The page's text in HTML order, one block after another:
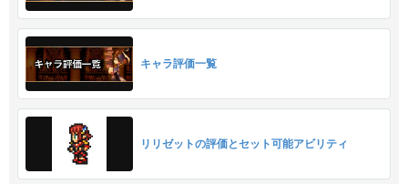
キャラ評価一覧
リリゼットの評価とセット可能アビリティ